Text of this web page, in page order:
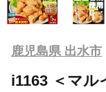
鹿児島県 出水市
i1163 ＜マル